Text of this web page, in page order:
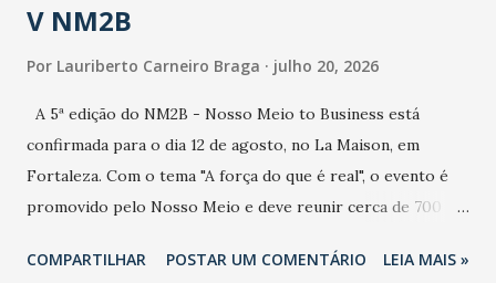
V NM2B
Por Lauriberto Carneiro Braga julho 20, 2026
A 5ª edição do NM2B - Nosso Meio to Business está
confirmada para o dia 12 de agosto, no La Maison, em
Fortaleza. Com o tema "A força do que é real", o evento é
promovido pelo Nosso Meio e deve reunir cerca de 700
e lideranças do Mercado Nacional. Desde 2022, o NM2B
COMPARTILHAR POSTAR UM COMENTÁRIO LEIA MAIS »